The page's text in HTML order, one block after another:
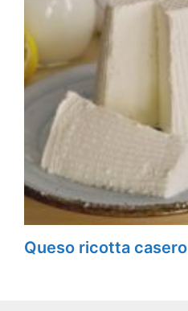
Queso ricotta casero